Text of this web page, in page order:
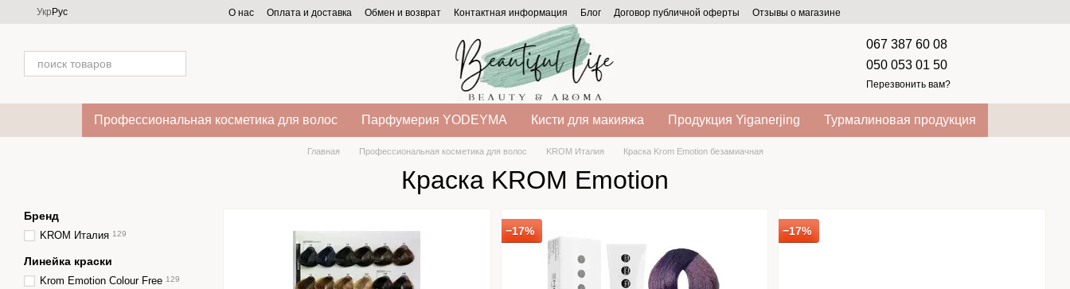
Перейти к основному контенту
Укр Рус О нас Оплата и доставка Обмен и возврат Контактная информация Блог Договор публичной оферты Отзывы о магазине
067 387 60 08
050 053 01 50
Перезвонить вам?
Профессиональная косметика для волос Парфумерия YODEYMA Кисти для макияжа Продукция Yiganerjing Турмалиновая продукция
Главная Профессиональная косметика для волос KROM Италия Краска Krom Emotion безамиачная
Краска KROM Emotion
−17% −17%
Бренд
KROM Италия 129
Линейка краски
Krom Emotion Colour Free 129